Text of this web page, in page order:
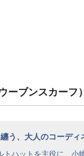
ーブンスカー
う、大人のコーディ
トハットを主役に、小